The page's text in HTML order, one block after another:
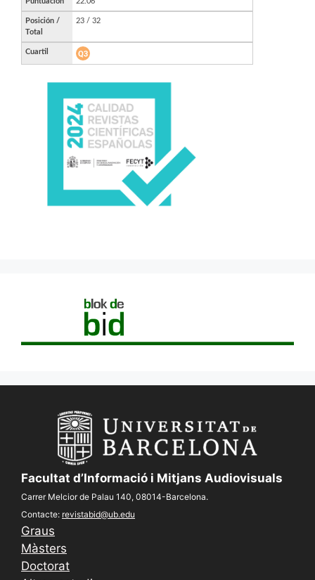
Facultat d’Informació i Mitjans Audiovisuals
Carrer Melcior de Palau 140, 08014-Barcelona.
Contacte: revistabid@ub.edu
Graus
Màsters
Doctorat